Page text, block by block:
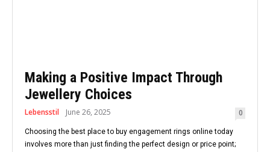
Making a Positive Impact Through
Jewellery Choices
Lebensstil June 26, 2025 0
Choosing the best place to buy engagement rings online today
involves more than just finding the perfect design or price point;